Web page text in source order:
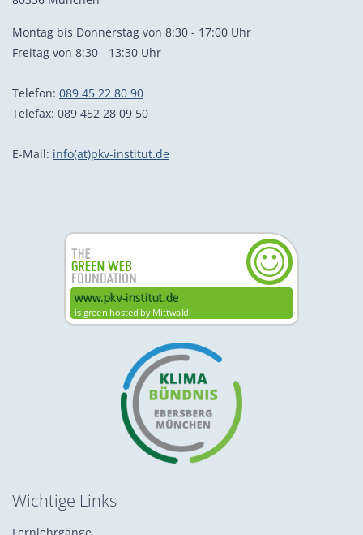
Montag bis Donnerstag von 8:30 - 17:00 Uhr
Freitag von 8:30 - 13:30 Uhr
Telefon: 089 45 22 80 90
Telefax: 089 452 28 09 50
E-Mail: info(at)pkv-institut.de
Wichtige Links